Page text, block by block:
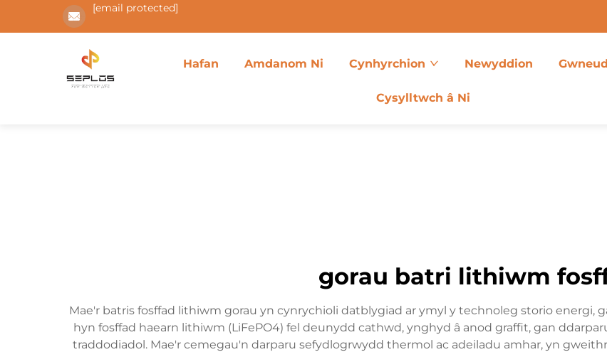
[email protected]
Hafan Amdanom Ni Cynhyrchion Newyddion
Cysylltwch â Ni
gorau batri lithiwm
Mae'r batris fosffad lithiwm gorau yn cynrychioli datblygiad ar ymyl y technoleg storio energi,
hyn fosffad haearn lithiwm (LiFePO4) fel deunydd cathwd, ynghyd â anod graffit, gan
traddodiadol. Mae'r cemegau'n darparu sefydlogrwydd thermol ac adeiladu amhar, yn